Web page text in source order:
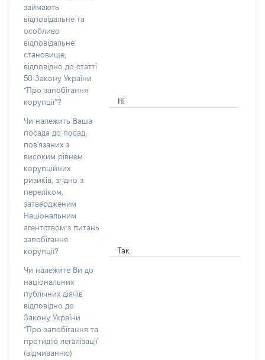
займають
відповідальне та
особливо
відповідальне
становище,
відповідно до статті
50 Закону України
“Про запобігання
корупції”?
Ні
Чи належить Ваша
посада до посад,
пов'язаних з
високим рівнем
корупційних
ризиків, згідно з
переліком,
затвердженим
Національним
агентством з питань
запобігання
корупції?
Так
Чи належите Ви до
національних
публічних діячів
відповідно до
Закону України
“Про запобігання та
протидію легалізації
(відмиванню)